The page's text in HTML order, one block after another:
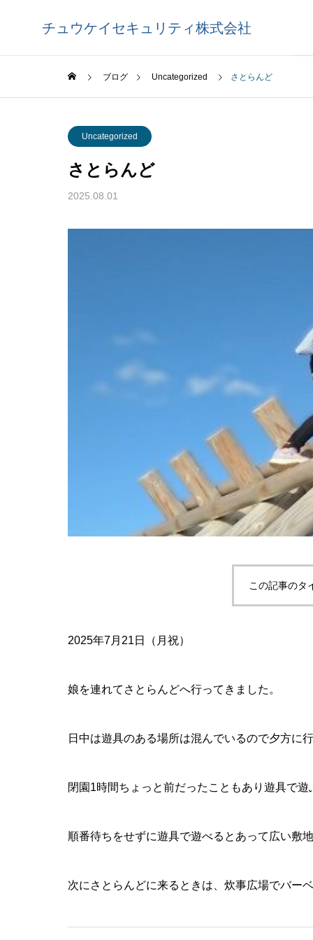
チュウケイセキュリティ株式会社
ブログ Uncategorized さとらんど
Uncategorized
さとらんど
2025.08.01
この記事のタ
2025年7月21日（月祝）
娘を連れてさとらんどへ行ってきました。
日中は遊具のある場所は混んでいるので夕方に
閉園1時間ちょっと前だったこともあり遊具で遊
順番待ちをせずに遊具で遊べるとあって広い敷
次にさとらんどに来るときは、炊事広場でバー